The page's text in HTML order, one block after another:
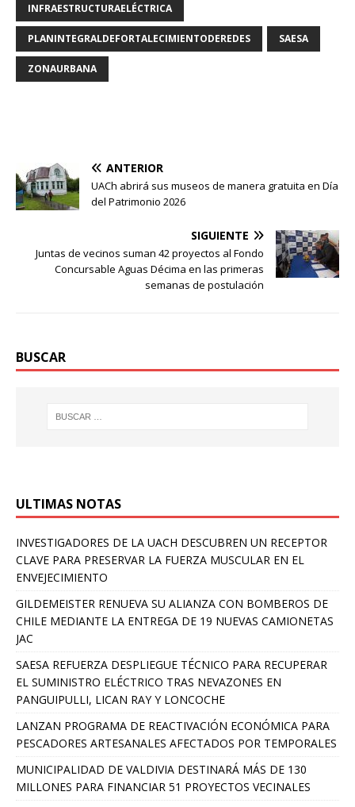
INFRAESTRUCTURAELÉCTRICA
PLANINTEGRALDEFORTALECIMIENTODEREDES SAESA
ZONAURBANA
ANTERIOR
UACh abrirá sus museos de manera gratuita en Día
del Patrimonio 2026
SIGUIENTE
Juntas de vecinos suman 42 proyectos al Fondo
Concursable Aguas Décima en las primeras
semanas de postulación
BUSCAR
ULTIMAS NOTAS
INVESTIGADORES DE LA UACH DESCUBREN UN RECEPTOR
CLAVE PARA PRESERVAR LA FUERZA MUSCULAR EN EL
ENVEJECIMIENTO
GILDEMEISTER RENUEVA SU ALIANZA CON BOMBEROS DE
CHILE MEDIANTE LA ENTREGA DE 19 NUEVAS CAMIONETAS
JAC
SAESA REFUERZA DESPLIEGUE TÉCNICO PARA RECUPERAR
EL SUMINISTRO ELÉCTRICO TRAS NEVAZONES EN
PANGUIPULLI, LICAN RAY Y LONCOCHE
LANZAN PROGRAMA DE REACTIVACIÓN ECONÓMICA PARA
PESCADORES ARTESANALES AFECTADOS POR TEMPORALES
MUNICIPALIDAD DE VALDIVIA DESTINARÁ MÁS DE 130
MILLONES PARA FINANCIAR 51 PROYECTOS VECINALES